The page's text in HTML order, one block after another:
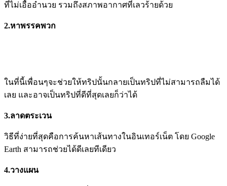
ที่ไม่เอื้ออำนวย รวมถึงสภาพอากาศที่เลวร้ายด้วย
2.หาพรรคพวก
ในที่นี้เพื่อนๆจะช่วยให้ทริปนั้นกลายเป็นทริปที่ไม่สามารถลืมได้
เลย และอาจเป็นทริปที่ดีที่สุดเลยก็ว่าได้
3.ลาดตระเวน
วิธีที่ง่ายที่สุดคือการค้นหาเส้นทางในอินเทอร์เน็ต โดย Google
Earth สามารถช่วยได้ดีเลยทีเดียว
4.วางแผน